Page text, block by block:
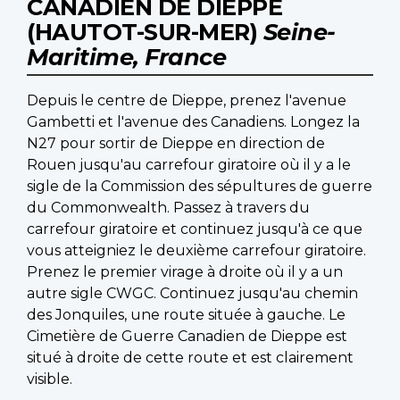
CANADIEN DE DIEPPE
(HAUTOT-SUR-MER) Seine-
Maritime, France
Depuis le centre de Dieppe, prenez l'avenue
Gambetti et l'avenue des Canadiens. Longez la
N27 pour sortir de Dieppe en direction de
Rouen jusqu'au carrefour giratoire où il y a le
sigle de la Commission des sépultures de guerre
du Commonwealth. Passez à travers du
carrefour giratoire et continuez jusqu'à ce que
vous atteigniez le deuxième carrefour giratoire.
Prenez le premier virage à droite où il y a un
autre sigle CWGC. Continuez jusqu'au chemin
des Jonquiles, une route située à gauche. Le
Cimetière de Guerre Canadien de Dieppe est
situé à droite de cette route et est clairement
visible.